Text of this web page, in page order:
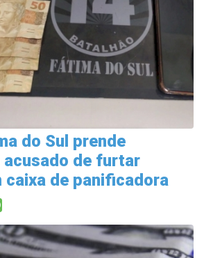
do Sul prende
de furtar
caixa de panificadora